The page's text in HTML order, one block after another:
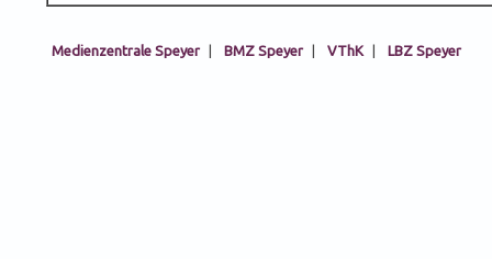
Medienzentrale Speyer | BMZ Speyer | VThK | LBZ Speyer